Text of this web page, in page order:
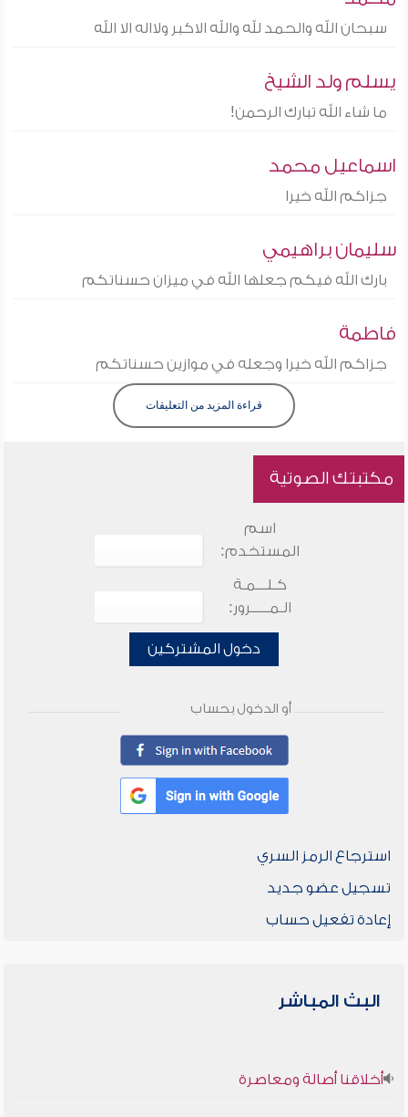
سبحان الله والحمد لله والله الاكبر ولااله الا الله
يسلم ولد الشيخ
ما شاء الله تبارك الرحمن!
اسماعيل محمد
جزاكم الله خيرا
سليمان براهيمي
بارك الله فيكم جعلها الله في ميزان حسناتكم
فاطمة
جزاكم الله خيرا وجعله في موازين حسناتكم
قراءة المزيد من التعليقات
مكتبتك الصوتية
اسم
المستخدم:
كـلـــمـة
الـمـــــرور:
دخول المشتركين
أو الدخول بحساب
استرجاع الرمز السري
تسجيل عضو جديد
إعادة تفعيل حساب
البث المباشر
أخلاقنا أصالة ومعاصرة